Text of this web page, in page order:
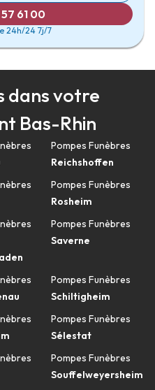
61 00
24h/24 7j/7
dans votre
Bas-Rhin
Pompes Funèbres
Reichshoffen
Pompes Funèbres
Rosheim
Pompes Funèbres
Saverne
Pompes Funèbres
Schiltigheim
Pompes Funèbres
Sélestat
Pompes Funèbres
Souffelweyersheim